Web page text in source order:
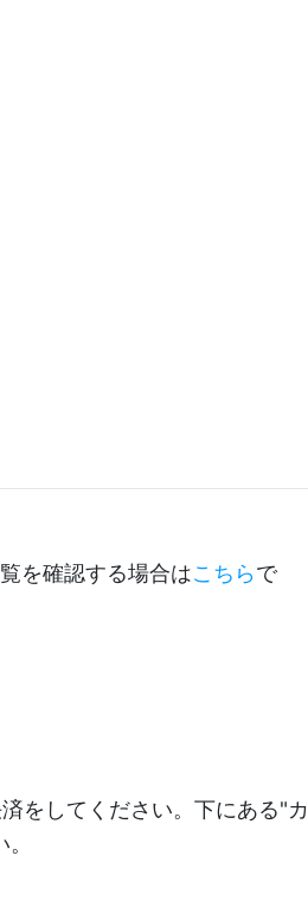
を確認する場合はこちらで
をしてください。下にある"カ